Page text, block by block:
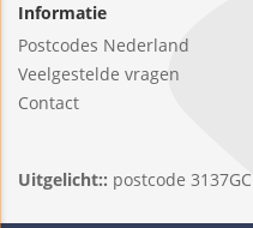
Informatie
Postcodes Nederland
Veelgestelde vragen
Contact
Uitgelicht:: postcode 3137GC